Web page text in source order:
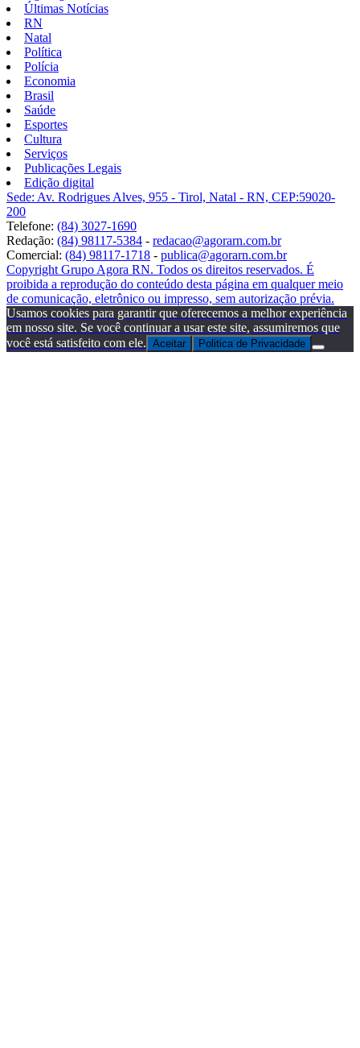
Últimas Notícias
RN
Natal
Política
Polícia
Economia
Brasil
Saúde
Esportes
Cultura
Serviços
Publicações Legais
Edição digital
Sede: Av. Rodrigues Alves, 955 - Tirol, Natal - RN, CEP:59020-
200
Telefone: (84) 3027-1690
Redação: (84) 98117-5384 - redacao@agorarn.com.br
Comercial: (84) 98117-1718 - publica@agorarn.com.br
Copyright Grupo Agora RN. Todos os direitos reservados. É
proibida a reprodução do conteúdo desta página em qualquer meio
de comunicação, eletrônico ou impresso, sem autorização prévia.
Usamos cookies para garantir que oferecemos a melhor experiência
em nosso site. Se você continuar a usar este site, assumiremos que
você está satisfeito com ele. Aceitar Politica de Privacidade